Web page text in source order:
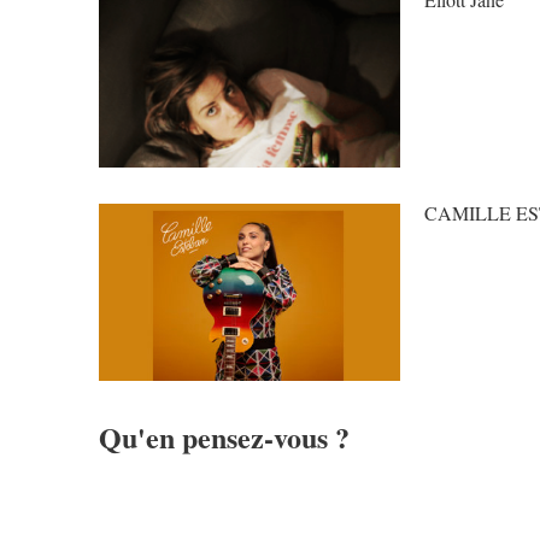
CAMILLE
Qu'en pensez-vous ?